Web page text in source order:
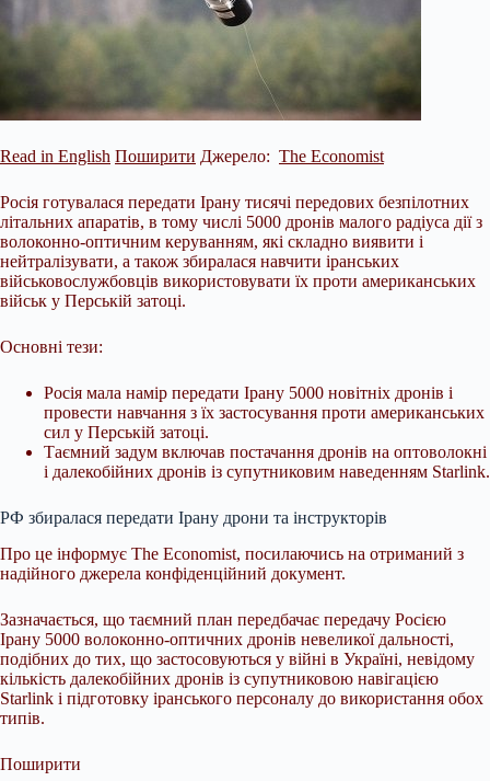
Read in English Поширити Джерело: The Economist
Росія готувалася передати Ірану тисячі передових безпілотних
літальних апаратів, в тому числі 5000 дронів малого радіуса дії з
волоконно-оптичним керуванням, які складно виявити і
нейтралізувати, а також збиралася навчити іранських
військовослужбовців використовувати їх проти американських
військ у Перській затоці.
Основні тези:
Росія мала намір передати Ірану 5000 новітніх дронів і
провести навчання з їх застосування проти американських
сил у Перській затоці.
Таємний задум включав постачання дронів на оптоволокні
і далекобійних дронів із супутниковим наведенням Starlink.
РФ збиралася передати Ірану дрони та інструкторів
Про це інформує The Economist, посилаючись на отриманий з
надійного джерела конфіденційний документ.
Зазначається, що таємний план передбачає передачу Росією
Ірану 5000 волоконно-оптичних дронів невеликої дальності,
подібних до тих, що застосовуються у війні в Україні, невідому
кількість далекобійних дронів із супутниковою навігацією
Starlink і підготовку іранського персоналу до використання обох
типів.
Поширити